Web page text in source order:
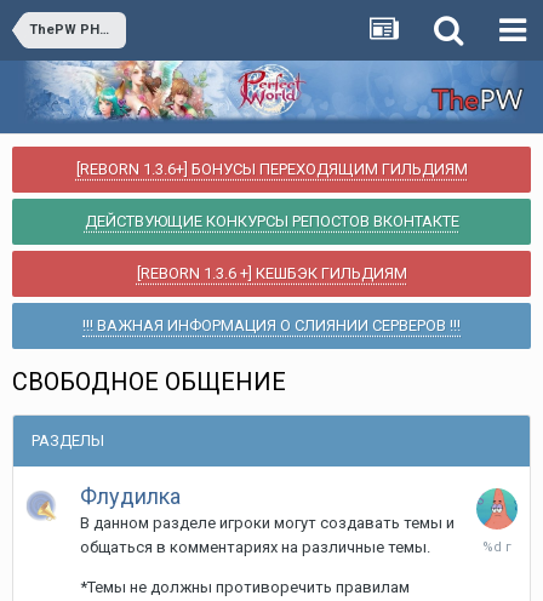
ThePW PHOENIX 1.3.6 +
[REBORN 1.3.6+] БОНУСЫ ПЕРЕХОДЯЩИМ ГИЛЬДИЯМ
ДЕЙСТВУЮЩИЕ КОНКУРСЫ РЕПОСТОВ ВКОНТАКТЕ
[REBORN 1.3.6 +] КЕШБЭК ГИЛЬДИЯМ
!!! ВАЖНАЯ ИНФОРМАЦИЯ О СЛИЯНИИ СЕРВЕРОВ !!!
СВОБОДНОЕ ОБЩЕНИЕ
РАЗДЕЛЫ
Флудилка
В данном разделе игроки могут создавать темы и
общаться в комментариях на различные темы.
*Темы не должны противоречить правилам
17